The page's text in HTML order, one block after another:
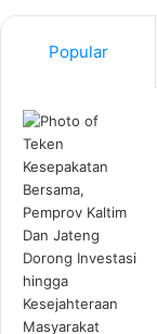
Popular